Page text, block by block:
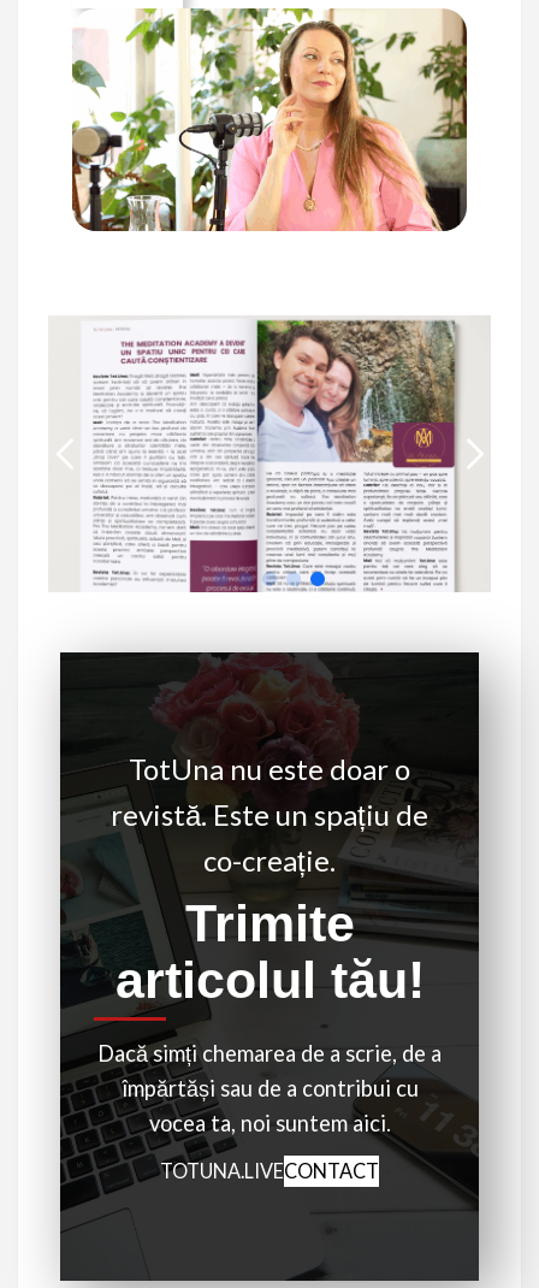
TotUna nu este doar o
revistă. Este un spațiu de
co-creație.
Trimite
articolul tău!
Dacă simți chemarea de a scrie, de a
împărtăși sau de a contribui cu
vocea ta, noi suntem aici.
TOTUNA.LIVECONTACT